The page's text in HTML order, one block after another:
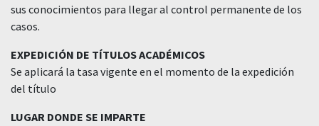
sus conocimientos para llegar al control permanente de los
casos.
EXPEDICIÓN DE TÍTULOS ACADÉMICOS
Se aplicará la tasa vigente en el momento de la expedición
del título
LUGAR DONDE SE IMPARTE